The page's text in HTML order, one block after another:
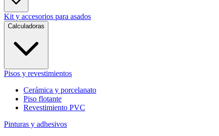
Kit y accesorios para asados
Calculadoras
Pisos y revestimientos
Cerámica y porcelanato
Piso flotante
Revestimiento PVC
Pinturas y adhesivos